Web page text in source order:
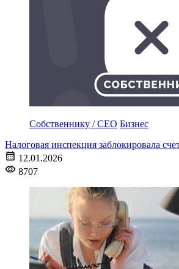
Собственнику / CEO Бизнес
Налоговая инспекция заблокировала
12.01.2026
8707